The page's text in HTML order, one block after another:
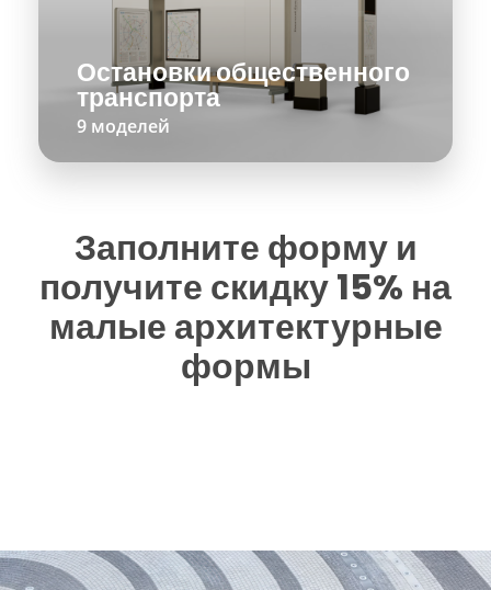
Остановки общественного
транспорта
9 моделей
Заполните форму и
получите скидку 15% на
малые архитектурные
формы